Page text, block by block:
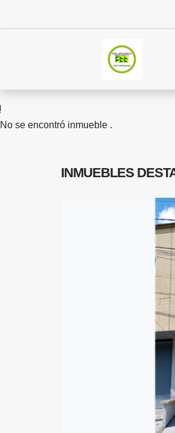
No se encontró inmueble .
INMUEBLES